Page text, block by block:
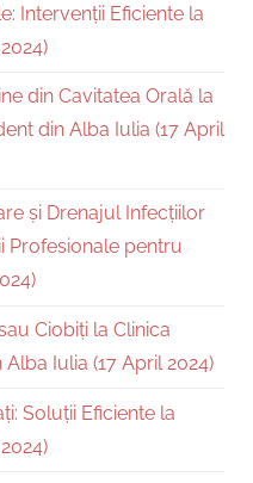
Intervenții Eficiente la
din Cavitatea Orală la
din Alba Iulia (17 April
și Drenajul Infecțiilor
Profesionale pentru
Ciobiți la Clinica
Iulia (17 April 2024)
Soluții Eficiente la